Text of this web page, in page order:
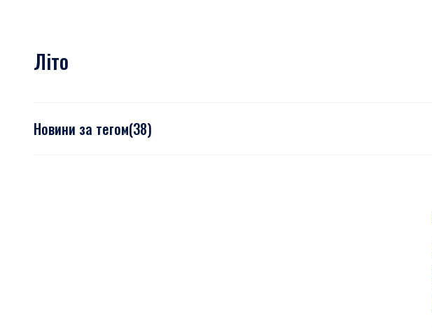
Літо
Новини за тегом(38)